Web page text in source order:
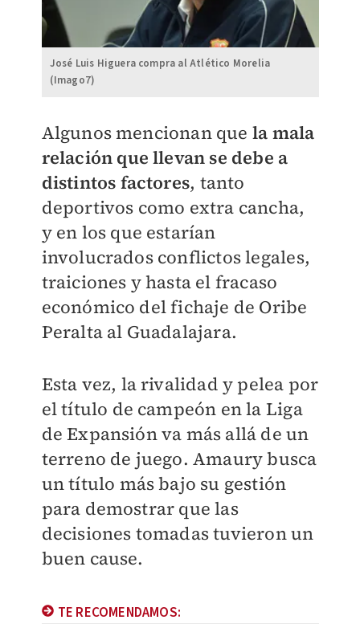
José Luis Higuera compra al Atlético Morelia
(Imago7)
Algunos mencionan que la mala
relación que llevan se debe a
distintos factores, tanto
deportivos como extra cancha,
y en los que estarían
involucrados conflictos legales,
traiciones y hasta el fracaso
económico del fichaje de Oribe
Peralta al Guadalajara.
Esta vez, la rivalidad y pelea por
el título de campeón en la Liga
de Expansión va más allá de un
terreno de juego. Amaury busca
un título más bajo su gestión
para demostrar que las
decisiones tomadas tuvieron un
buen cause.
TE RECOMENDAMOS: